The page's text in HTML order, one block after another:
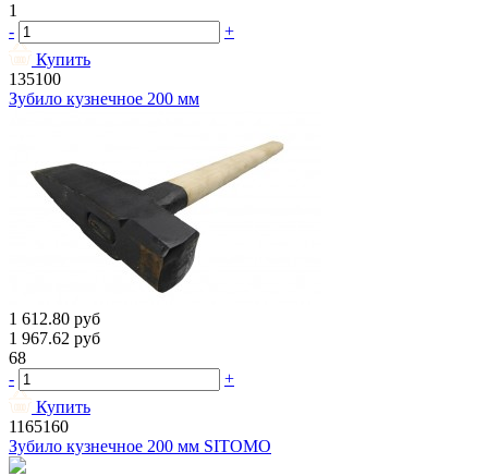
1
-
+
Купить
135100
Зубило кузнечное 200 мм
1 612.80 руб
1 967.62 руб
68
-
+
Купить
1165160
Зубило кузнечное 200 мм SITOMO